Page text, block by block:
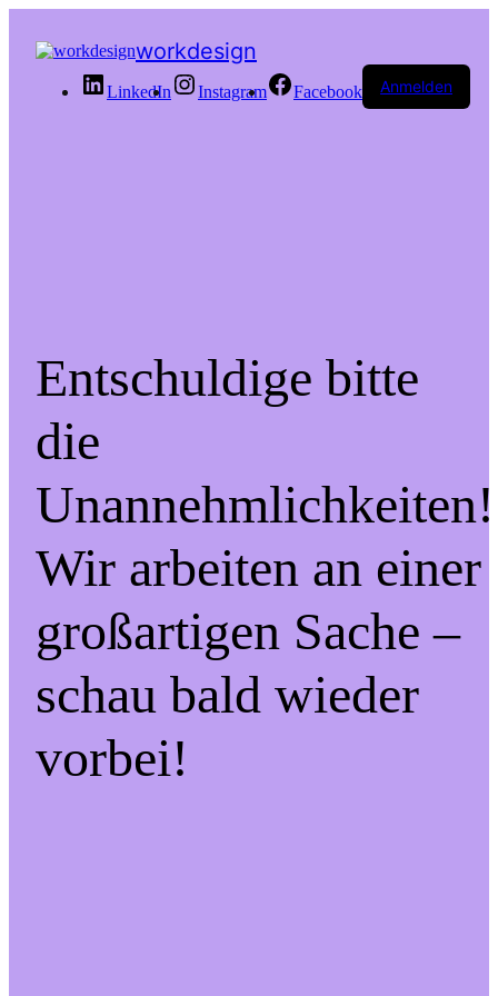
workdesign
LinkedIn Instagram Facebook Anmelden
Entschuldige bitte
die
Unannehmlichkeiten!
Wir arbeiten an einer
großartigen Sache –
schau bald wieder
vorbei!